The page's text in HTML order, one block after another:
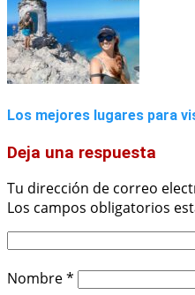
Los mejores lugares para
Deja una respuesta
Tu dirección de correo
Los campos obligatorios
Nombre*